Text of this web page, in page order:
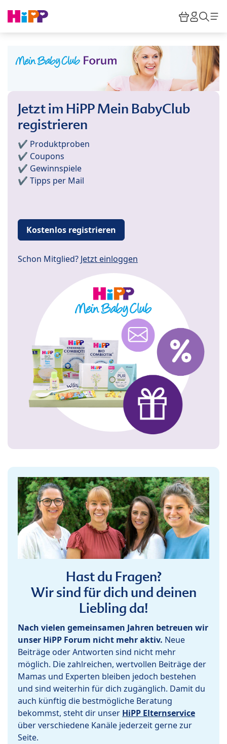
HiPP
Jetzt im HiPP Mein BabyClub
registrieren
✔️ Produktproben
✔️ Coupons
✔️ Gewinnspiele
✔️ Tipps per Mail
Kostenlos registrieren
Schon Mitglied? Jetzt einloggen
Hast du Fragen?
Wir sind für dich und deinen
Liebling da!
Nach vielen gemeinsamen Jahren betreuen wir
unser HiPP Forum nicht mehr aktiv. Neue
Beiträge oder Antworten sind nicht mehr
möglich. Die zahlreichen, wertvollen Beiträge der
Mamas und Experten bleiben jedoch bestehen
und sind weiterhin für dich zugänglich. Damit du
auch künftig die bestmögliche Beratung
bekommst, steht dir unser HiPP Elternservice
über verschiedene Kanäle jederzeit gerne zur
Seite.